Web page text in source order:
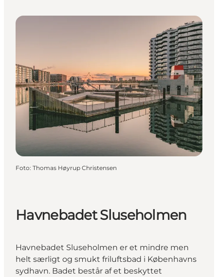
Foto: Thomas Høyrup Christensen
Havnebadet Sluseholmen
Havnebadet Sluseholmen er et mindre men
helt særligt og smukt friluftsbad i Københavns
sydhavn. Badet består af et beskyttet